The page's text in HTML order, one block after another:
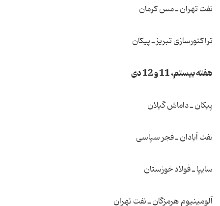
نفت تهران ـ مس كرمان
تراكتورسازی تبریز ـ پیكان
هفته بیستم، 11 و 12 دی
پیكان ـ داماش گیلان
نفت آبادان ـ فجر سپاسی
سایپا ـ فولاد خوزستان
آلومینیوم هرمزگان ـ نفت تهران